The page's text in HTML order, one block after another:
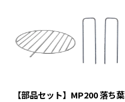
【部品セット】MP200 落ち葉